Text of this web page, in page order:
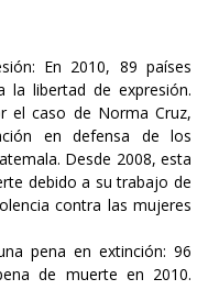
En 2010, 89 países
la libertad de expresión.
el caso de Norma Cruz,
en defensa de los
Desde 2008, esta
debido a su trabajo de
contra las mujeres
pena en extinción: 96
de muerte en 2010.